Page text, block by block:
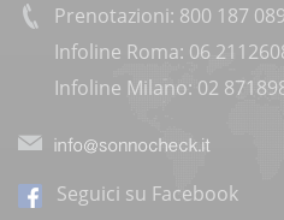
Prenotazioni: 800 187 089
Infoline Roma: 06
Infoline Milano: 02
Seguici su Facebook